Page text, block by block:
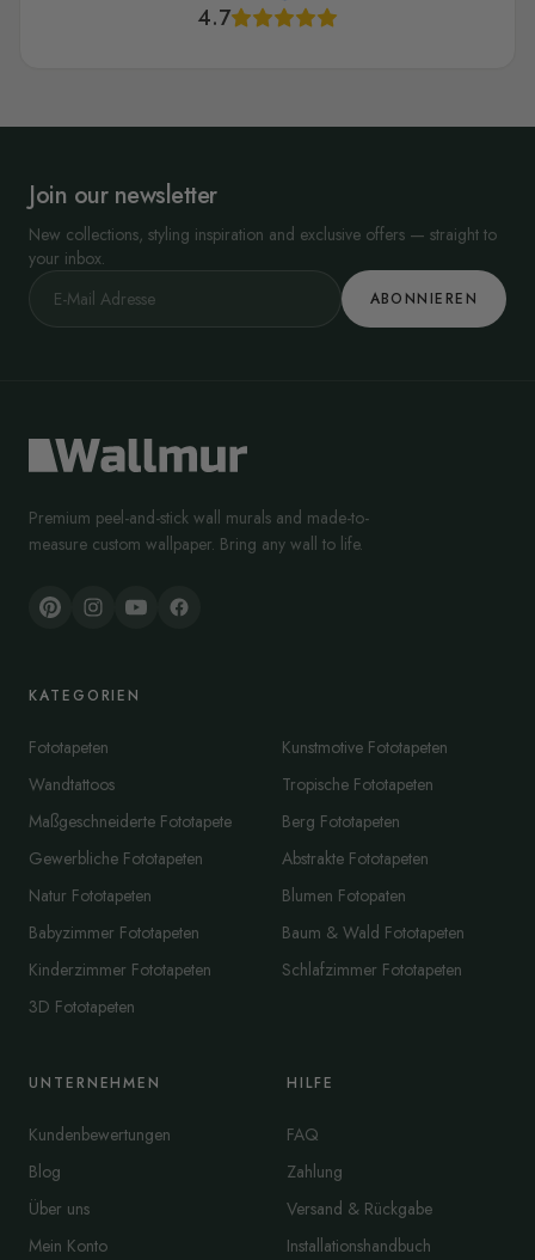
4.7
Join our newsletter
New collections, styling inspiration and exclusive offers — straight to
your inbox.
ABONNIEREN
Premium peel-and-stick wall murals and made-to-
measure custom wallpaper. Bring any wall to life.
KATEGORIEN
Fototapeten
Wandtattoos
Maßgeschneiderte Fototapete
Gewerbliche Fototapeten
Natur Fototapeten
Babyzimmer Fototapeten
Kinderzimmer Fototapeten
3D Fototapeten
Kunstmotive Fototapeten
Tropische Fototapeten
Berg Fototapeten
Abstrakte Fototapeten
Blumen Fotopaten
Baum & Wald Fototapeten
Schlafzimmer Fototapeten
UNTERNEHMEN
Kundenbewertungen
Blog
Über uns
Mein Konto
HILFE
FAQ
Zahlung
Versand & Rückgabe
Installationshandbuch